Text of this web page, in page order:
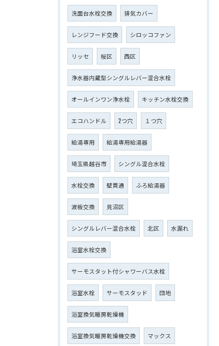
洗面台水栓交換 排気カバー
レンジフード交換 シロッコファン
リッセ 桜区 西区
浄水器内蔵型シングルレバー混合水栓
オールインワン浄水栓 キッチン水栓交換
エコハンドル 2つ穴 １つ穴
給湯専用 給湯専用給湯器
埼玉県越谷市 シングル混合水栓
水栓交換 壁貫通 ふろ給湯器
波板交換 見沼区
シングルレバー混合水栓 北区 水漏れ
浴室水栓交換
サーモスタット付シャワーバス水栓
浴室水栓 サーモスタッド 団地
浴室換気暖房乾燥機
浴室換気暖房乾燥機交換 マックス